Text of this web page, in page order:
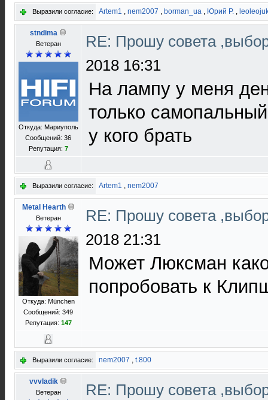
Выразили согласие: Artem1 , nem2007 , borman_ua , Юрий Р. ,
stndima
Ветеран
Откуда: Мариуполь
Сообщений: 36
Репутация: 7
RE: Прошу совета
2018 16:31
На лампу у меня
только
у кого брать
Выразили согласие: Artem1 , nem2007
Metal Hearth
Ветеран
Откуда: München
Сообщений: 349
Репутация: 147
RE: Прошу совета
2018 21:31
Может Люксман
попробовать к
Выразили согласие: nem2007 , t.800
vvvladik
Ветеран
RE: Прошу совета